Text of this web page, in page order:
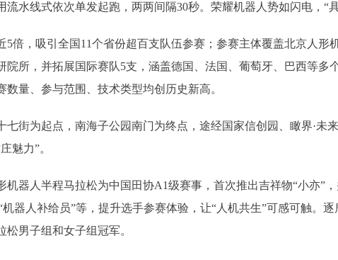
水线式依次单发起跑，两两间隔30秒。荣耀机器人势如闪电，“
，吸引全国11个省份超百支队伍参赛；参赛主体覆盖北京人形
院所，并拓展国际赛队5支，涵盖德国、法国、葡萄牙、巴西等
量、参与范围、技术类型均创历史新高。
为起点，南海子公园南门为终点，途经国家信创园、瞰界·未
魅力”。
器人半程马拉松为中国田协A1级赛事，首次推出吉祥物“小亦”
机器人补给员”等，提升选手参赛体验，让“人机共生”可感可触。
松男子组和女子组冠军。